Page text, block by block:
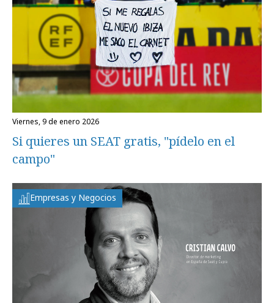
viernes, 9 de enero 2026
Si quieres un SEAT gratis, "pídelo en el
campo"
Empresas y Negocios